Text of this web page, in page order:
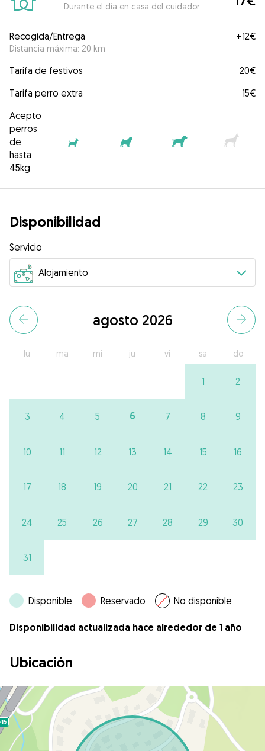
Durante el día en casa del cuidador
Recogida/Entrega
Distancia máxima: 20 km
+12€
Tarifa de festivos
20€
Tarifa perro extra
15€
Acepto
perros
de
hasta
45kg
Disponibilidad
Servicio
agosto 2026
lu ma mi ju vi sa do
1 2
3 4 5 6 7 8 9
10 11 12 13 14 15 16
17 18 19 20 21 22 23
24 25 26 27 28 29 30
31
Disponible Reservado No disponible
Disponibilidad actualizada hace alrededor de 1 año
Ubicación